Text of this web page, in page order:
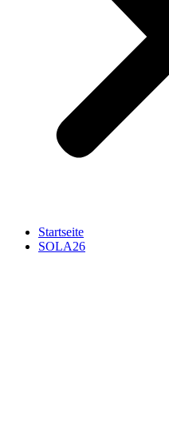
Startseite
SOLA26